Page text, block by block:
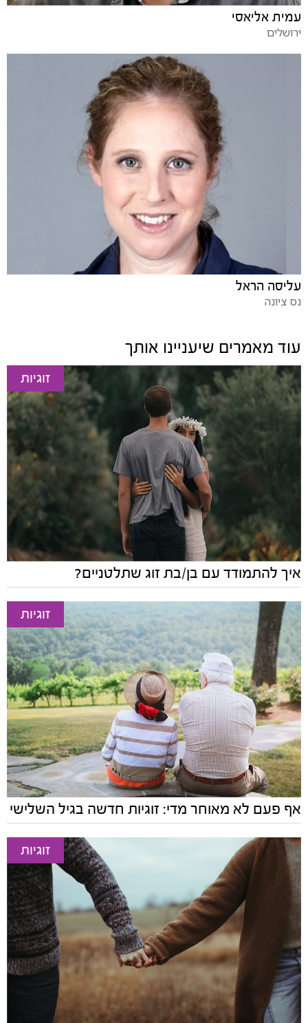
עמית אליאסי
ירושלים
עליסה הראל
נס ציונה
עוד מאמרים שיעניינו אותך
זוגיות
איך להתמודד עם בן/בת זוג שתלטניים?
זוגיות
אף פעם לא מאוחר מדי: זוגיות חדשה בגיל השלישי
זוגיות